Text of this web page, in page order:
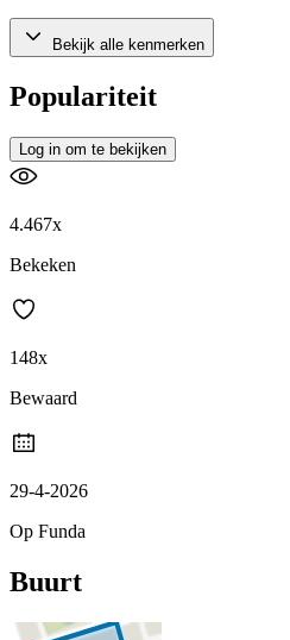
Bekijk alle kenmerken
Populariteit
Log in om te bekijken
4.467x
Bekeken
148x
Bewaard
29-4-2026
Op Funda
Buurt